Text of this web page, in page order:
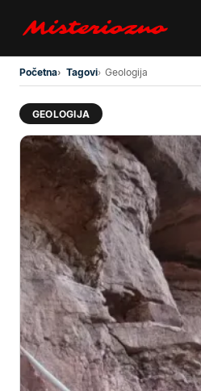
Preskoči na glavni sadržaj
Početna Tagovi Geologija
GEOLOGIJA